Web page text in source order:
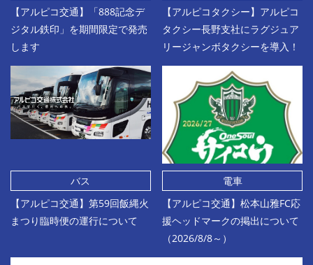
【アルピコ交通】「888記念デ
ジタル鉄印」を期間限定で発売
します
【アルピコタクシー】アルピコ
タクシー長野支社にラグジュア
リージャンボタクシーを導入！
バス
【アルピコ交通】第59回飯縄火
まつり臨時便の運行について
電車
【アルピコ交通】松本山雅FC応
援ヘッドマークの掲出について
（2026/8/8～）